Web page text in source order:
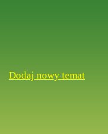
Dodaj nowy temat